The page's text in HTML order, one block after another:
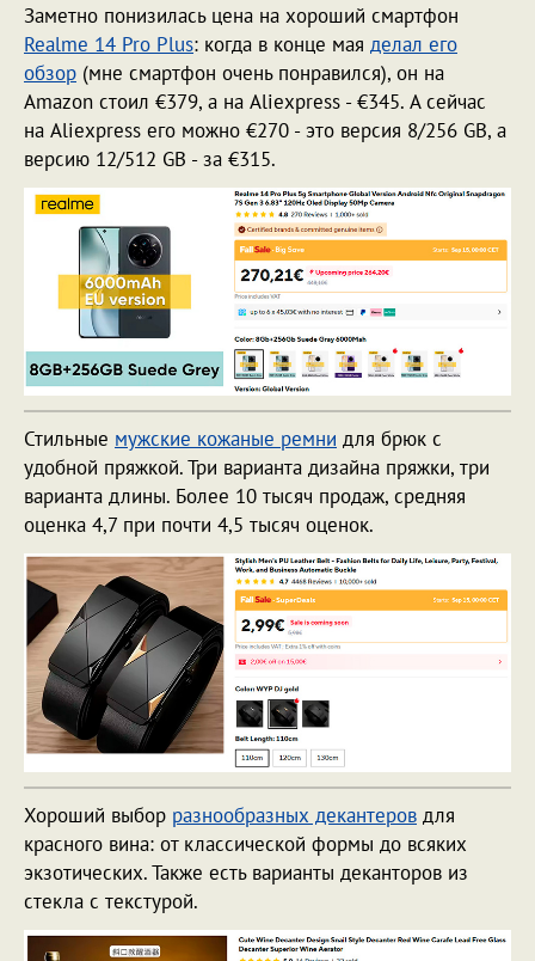
Заметно понизилась цена на хороший смартфон
Realme 14 Pro Plus: когда в конце мая делал его
обзор (мне смартфон очень понравился), он на
Amazon стоил €379, а на Aliexpress - €345. А сейчас
на Aliexpress его можно €270 - это версия 8/256 GB, а
версию 12/512 GB - за €315.
Стильные мужские кожаные ремни для брюк с
удобной пряжкой. Три варианта дизайна пряжки, три
варианта длины. Более 10 тысяч продаж, средняя
оценка 4,7 при почти 4,5 тысяч оценок.
Хороший выбор разнообразных декантеров для
красного вина: от классической формы до всяких
экзотических. Также есть варианты деканторов из
стекла с текстурой.